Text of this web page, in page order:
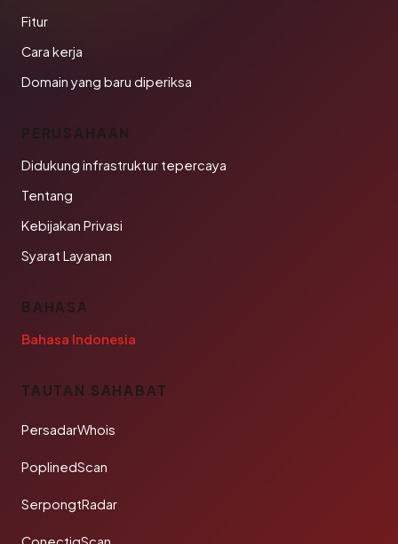
Fitur
Cara kerja
Domain yang baru diperiksa
PERUSAHAAN
Didukung infrastruktur tepercaya
Tentang
Kebijakan Privasi
Syarat Layanan
BAHASA
Bahasa Indonesia
TAUTAN SAHABAT
PersadarWhois
PoplinedScan
SerpongtRadar